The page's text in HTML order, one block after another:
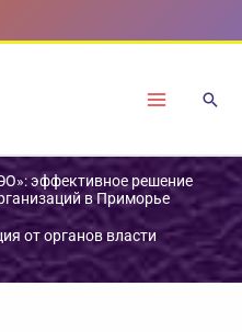
эффективное решение
в Приморье
от органов власти